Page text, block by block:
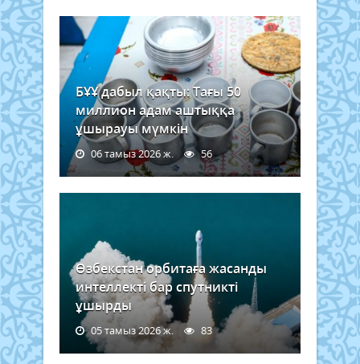
БҰҰ дабыл қақты: Тағы 50
миллион адам аштыққа
ұшырауы мүмкін
06 тамыз 2026 ж. 56
Өзбекстан орбитаға жасанды
интеллекті бар спутникті
ұшырды
05 тамыз 2026 ж. 83